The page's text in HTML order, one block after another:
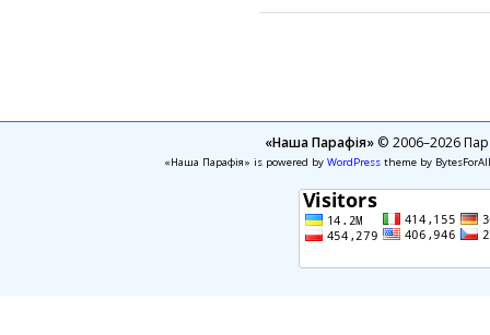
«Наша Парафія»© 2006–2026
«Наша Парафія» is powered by WordPresstheme by